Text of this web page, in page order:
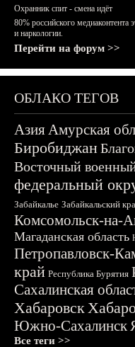
Охранник спит - смена идёт
80% российского медиаконтента
и наркологии.
Перейти на форум >>
ОБЛАКО ТЕГОВ
АзияАмурская
Биробиджан
Восточный
федеральный
Забайкалье Забайкальский
Комсомольск-на-
Магаданская область
Петропавловск-
край Республика Бурятия
Сахалинская
Хабаровск
Южно-Сахалинск
Все теги >>